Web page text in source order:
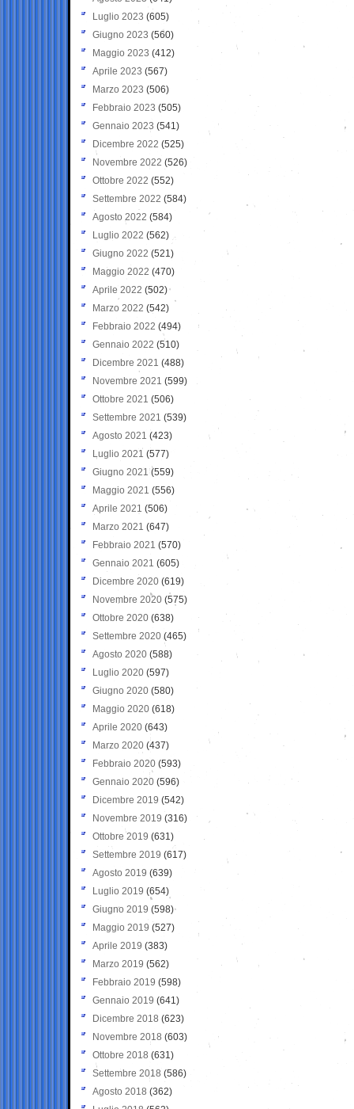
Luglio 2023 (605)
Giugno 2023 (560)
Maggio 2023 (412)
Aprile 2023 (567)
Marzo 2023 (506)
Febbraio 2023 (505)
Gennaio 2023 (541)
Dicembre 2022 (525)
Novembre 2022 (526)
Ottobre 2022 (552)
Settembre 2022 (584)
Agosto 2022 (584)
Luglio 2022 (562)
Giugno 2022 (521)
Maggio 2022 (470)
Aprile 2022 (502)
Marzo 2022 (542)
Febbraio 2022 (494)
Gennaio 2022 (510)
Dicembre 2021 (488)
Novembre 2021 (599)
Ottobre 2021 (506)
Settembre 2021 (539)
Agosto 2021 (423)
Luglio 2021 (577)
Giugno 2021(559)
Maggio 2021 (556)
Aprile 2021 (506)
Marzo 2021 (647)
Febbraio 2021 (570)
Gennaio 2021 (605)
Dicembre 2020 (619)
Novembre 2020 (575)
Ottobre 2020 (638)
Settembre 2020(465)
Agosto 2020 (588)
Luglio 2020 (597)
Giugno 2020 (580)
Maggio 2020 (618)
Aprile 2020 (643)
Marzo 2020 (437)
Febbraio 2020 (593)
Gennaio 2020 (596)
Dicembre 2019 (542)
Novembre 2019 (316)
Ottobre 2019 (631)
Settembre 2019 (617)
Agosto 2019 (639)
Luglio 2019 (654)
Giugno 2019 (598)
Maggio 2019 (527)
Aprile 2019 (383)
Marzo 2019 (562)
Febbraio 2019 (598)
Gennaio 2019 (641)
Dicembre 2018 (623)
Novembre 2018 (603)
Ottobre 2018 (631)
Settembre 2018 (586)
Agosto 2018 (362)